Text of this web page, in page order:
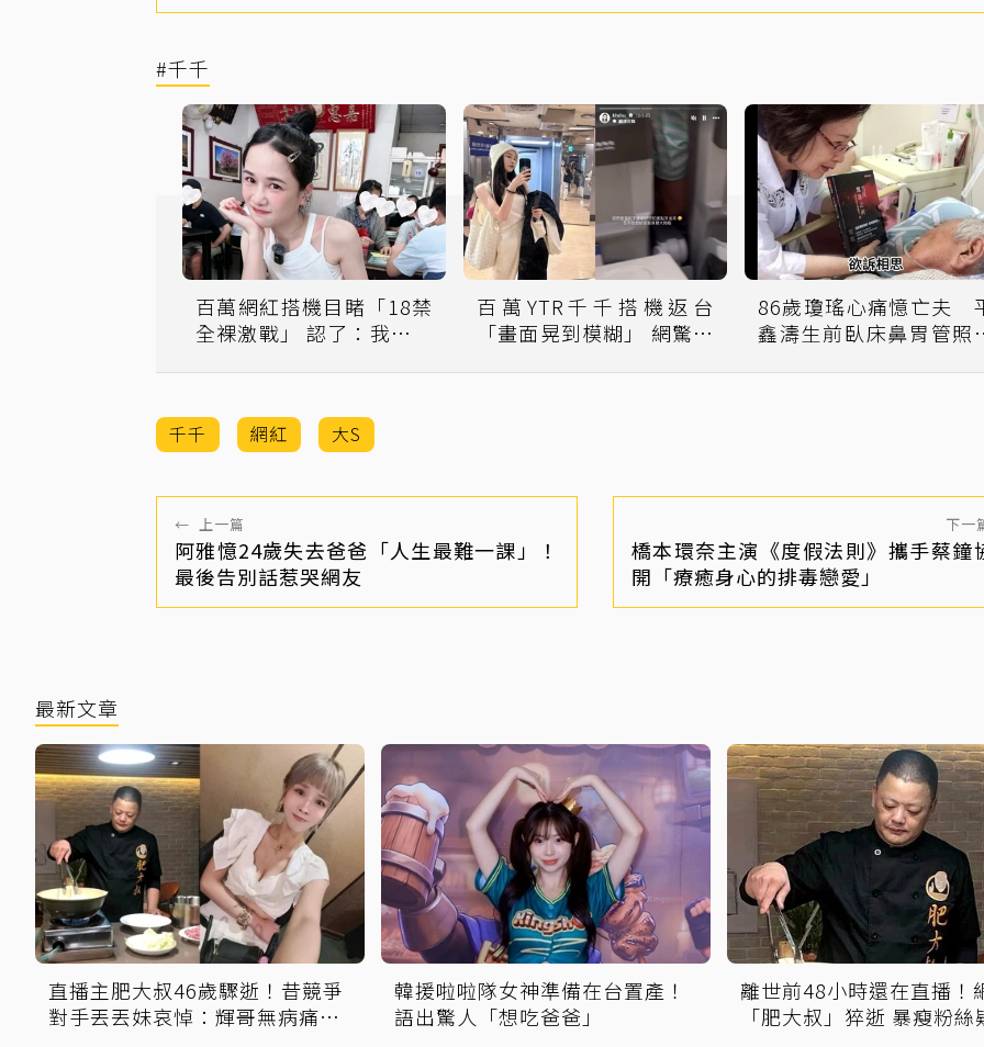
#千千
百萬網紅搭機目睹「18禁
全裸激戰」 認了：我要瘋
百萬YTR千千搭機返台
「畫面晃到模糊」 網驚：
86歲瓊瑤心痛憶亡夫
鑫濤生前臥床鼻胃管照
千千 網紅 大S
← 上一篇
阿雅憶24歲失去爸爸「人生最難一課」！
最後告別話惹哭網友
下一
橋本環奈主演《度假法則》攜手蔡鐘
開「療癒身心的排毒戀愛」
最新文章
直播主肥大叔46歲驟逝！昔競爭
對手丟丟妹哀悼：輝哥無病痛一
韓援啦啦隊女神準備在台置產！
語出驚人「想吃爸爸」
離世前48小時還在直播！
「肥大叔」猝逝 暴瘦粉絲